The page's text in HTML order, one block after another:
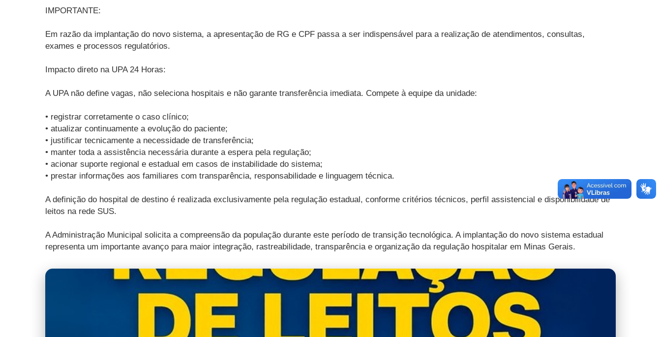
IMPORTANTE:
Em razão da implantação do novo sistema, a apresentação de RG e CPF passa a ser indispensável para a realização de atendimentos, consultas,
exames e processos regulatórios.
Impacto direto na UPA 24 Horas:
A UPA não define vagas, não seleciona hospitais e não garante transferência imediata. Compete à equipe da unidade:
• registrar corretamente o caso clínico;
• atualizar continuamente a evolução do paciente;
• justificar tecnicamente a necessidade de transferência;
• manter toda a assistência necessária durante a espera pela regulação;
• acionar suporte regional e estadual em casos de instabilidade do sistema;
• prestar informações aos familiares com transparência, responsabilidade e linguagem técnica.
A definição do hospital de destino é realizada exclusivamente pela regulação estadual, conforme critérios técnicos, perfil assistencial e disponibilidade de
leitos na rede SUS.
A Administração Municipal solicita a compreensão da população durante este período de transição tecnológica. A implantação do novo sistema estadual
representa um importante avanço para maior integração, rastreabilidade, transparência e organização da regulação hospitalar em Minas Gerais.